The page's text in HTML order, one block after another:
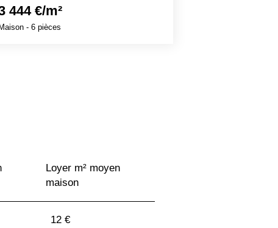
444 €/m²
Maison - 6 pièces
Loyer m² moyen
maison
12 €